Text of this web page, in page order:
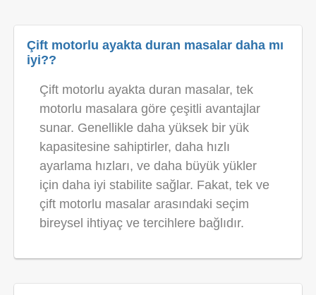
Çift motorlu ayakta duran masalar daha mı
iyi??
Çift motorlu ayakta duran masalar, tek
motorlu masalara göre çeşitli avantajlar
sunar. Genellikle daha yüksek bir yük
kapasitesine sahiptirler, daha hızlı
ayarlama hızları, ve daha büyük yükler
için daha iyi stabilite sağlar. Fakat, tek ve
çift motorlu masalar arasındaki seçim
bireysel ihtiyaç ve tercihlere bağlıdır.